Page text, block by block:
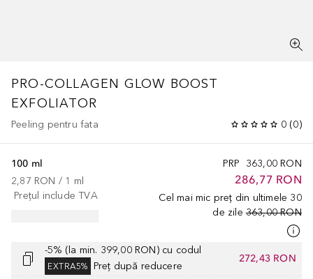
PRO-COLLAGEN GLOW BOOST
EXFOLIATOR
Peeling pentru fata 0 (0)
PRP 363,00 RON
286,77 RON
Cel mai mic preț din ultimele 30
de zile 363,00 RON
100 ml
2,87 RON / 1 ml
Prețul include TVA
-5% (la min. 399,00 RON) cu codul
EXTRA5% Preț după reducere
272,43 RON